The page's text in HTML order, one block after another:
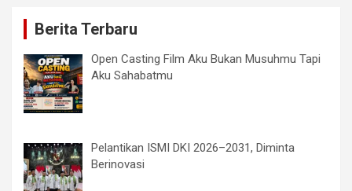
Berita Terbaru
Open Casting Film Aku Bukan Musuhmu Tapi
Aku Sahabatmu
Pelantikan ISMI DKI 2026–2031, Diminta
Berinovasi